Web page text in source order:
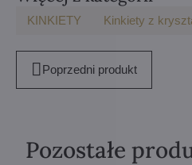
KINKIETY Kinkiety z
Poprzedni produkt
Pozostałe